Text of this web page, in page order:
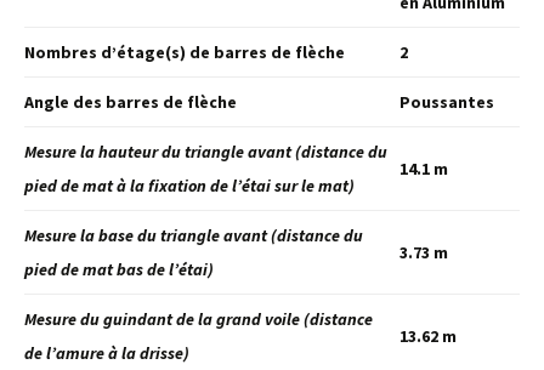
Nombres d’étage(s) de barres de flèche 2
Angle des barres de flèche Poussantes
Mesure la hauteur du triangle avant (distance du
pied de mat à la fixation de l’étai sur le mat)
14.1 m
Mesure la base du triangle avant (distance du
pied de mat bas de l’étai)
3.73 m
Mesure du guindant de la grand voile (distance
de l’amure à la drisse)
13.62 m